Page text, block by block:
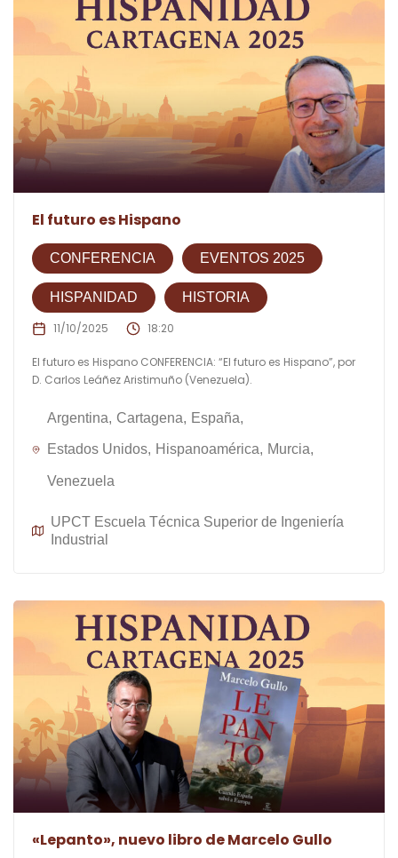
El futuro es Hispano
CONFERENCIA EVENTOS 2025
HISPANIDAD HISTORIA
11/10/2025 18:20
El futuro es Hispano CONFERENCIA: “El futuro es Hispano”, por
D. Carlos Leáñez Aristimuño (Venezuela).
Argentina Cartagena España
Estados Unidos Hispanoamérica Murcia
Venezuela
UPCT Escuela Técnica Superior de Ingeniería
Industrial
«Lepanto», nuevo libro de Marcelo Gullo